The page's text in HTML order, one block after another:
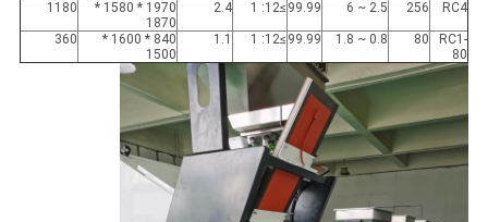
RC4
256
2.5 ~ 6
99.99
≥12: 1
2.4
1970 * 1580 *
1870
1180
RC1-
80
80
0.8 ~ 1.8
99.99
≥12: 1
1.1
840 * 1600 *
1500
360